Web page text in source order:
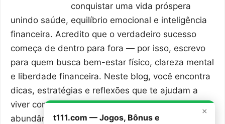
conquistar uma vida próspera
unindo saúde, equilíbrio emocional e inteligência
financeira. Acredito que o verdadeiro sucesso
começa de dentro para fora — por isso, escrevo
para quem busca bem-estar físico, clareza mental
e liberdade financeira. Neste blog, você encontra
dicas, estratégias e reflexões que te ajudam a
viver com mais propósito, menos estresse e mais
abundância. Junte-se a essa jornada de evolução
×
t111.com — Jogos, Bônus e